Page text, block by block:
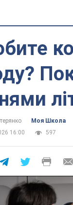
Моя Школа
16:00
597